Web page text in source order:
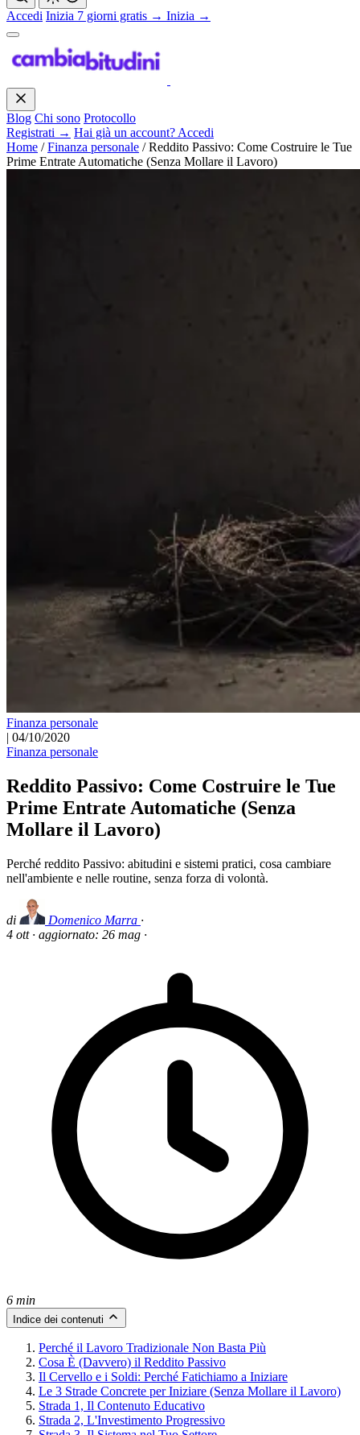
Accedi Inizia 7 giorni gratis → Inizia →
Blog Chi sono Protocollo
Registrati → Hai già un account? Accedi
Home / Finanza personale / Reddito Passivo: Come Costruire le Tue
Prime Entrate Automatiche (Senza Mollare il Lavoro)
Finanza personale
| 04/10/2020
Finanza personale
Reddito Passivo: Come Costruire le Tue
Prime Entrate Automatiche (Senza
Mollare il Lavoro)
Perché reddito Passivo: abitudini e sistemi pratici, cosa cambiare
nell'ambiente e nelle routine, senza forza di volontà.
di Domenico Marra ·
4 ott · aggiornato: 26 mag ·
6 min
Indice dei contenuti
Perché il Lavoro Tradizionale Non Basta Più
Cosa È (Davvero) il Reddito Passivo
Il Cervello e i Soldi: Perché Fatichiamo a Iniziare
Le 3 Strade Concrete per Iniziare (Senza Mollare il Lavoro)
Strada 1, Il Contenuto Educativo
Strada 2, L'Investimento Progressivo